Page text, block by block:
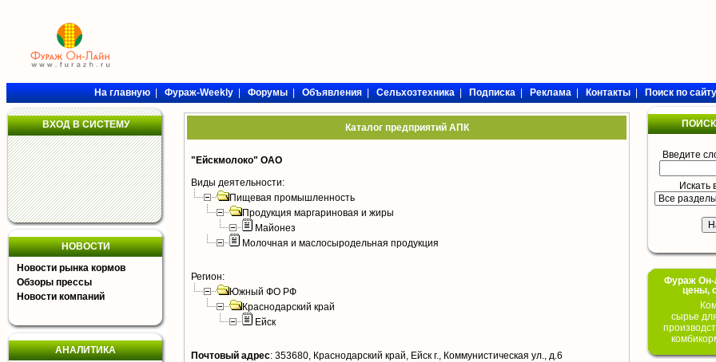
На главную|Фураж-Weekly|Форумы|Объявления|Сельхозтехника|Подписка|Реклама|Контакты|Поиск по сайту
ВХОД В СИСТЕМУ
НОВОСТИ
Новости рынка кормов
Обзоры прессы
Новости компаний
АНАЛИТИКА
Каталог предприятий АПК
"Ейскмолоко" ОАО
Виды деятельности:
Пищевая промышленность
Продукция маргариновая и жиры
Майонез
Молочная и маслосыродельная продукция
Регион:
Южный ФО РФ
Краснодарский край
Ейск
Почтовый адрес: 353680, Краснодарский край, Ейск г., Коммунистическая ул., д.6
Введите
Искать
Фураж Он-
цены,
сырье